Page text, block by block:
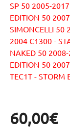
SP 50 2005-2017
EDITION 50
SIMONCELLI 50
2004 C1300 -
NAKED 50 2008-
EDITION 50
TEC1T - STORM
60,00€